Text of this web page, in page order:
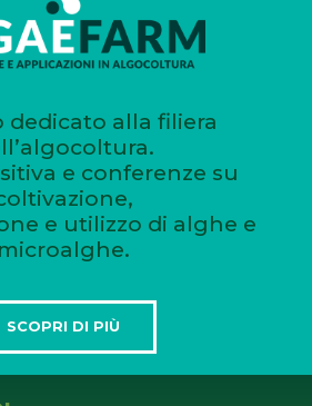
dedicato alla filiera
e conferenze su
e utilizzo di alghe e
microalghe.
SCOPRI DI PIÙ